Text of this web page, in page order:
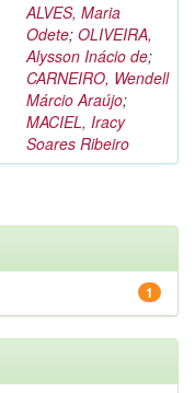
ALVES, Maria
Odete; OLIVEIRA,
Alysson Inácio de;
CARNEIRO, Wendell
Márcio Araújo;
MACIEL, Iracy
Soares Ribeiro
1